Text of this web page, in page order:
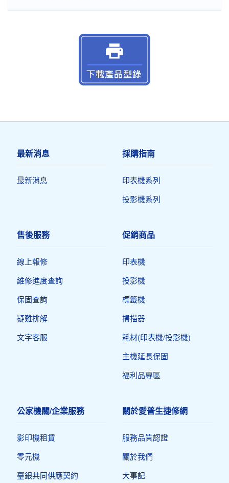
最新消息
最新消息
採購指南
印表機系列
投影機系列
售後服務
線上報修
維修進度查詢
保固查詢
疑難排解
文字客服
促銷商品
印表機​
投影機
標籤機
掃描器
耗材(印表機/投影機)
主機延長保固
福利品專區
公家機關/企業服務
影印機租賃
零元機
臺銀共同供應契約
關於愛普生捷修網
服務品質認證
關於我們
大事記